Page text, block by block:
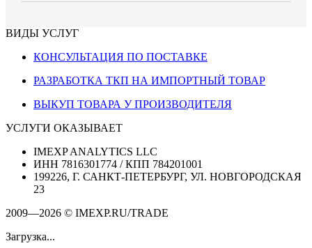
ВИДЫ УСЛУГ
КОНСУЛЬТАЦИЯ ПО ПОСТАВКЕ
РАЗРАБОТКА ТКП НА ИМПОРТНЫЙ ТОВАР
ВЫКУП ТОВАРА У ПРОИЗВОДИТЕЛЯ
УСЛУГИ ОКАЗЫВАЕТ
IMEXP ANALYTICS LLC
ИНН 7816301774 / КПП 784201001
199226, Г. САНКТ-ПЕТЕРБУРГ, УЛ. НОВГОРОДСКАЯ
23
2009—2026 © IMEXP.RU/TRADE
Загрузка...